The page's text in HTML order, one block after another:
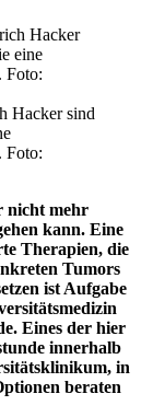
Hacker sind
Foto:
nicht mehr
kann. Eine
Therapien, die
Tumors
ist Aufgabe
Eines der hier
innerhalb
in
beraten